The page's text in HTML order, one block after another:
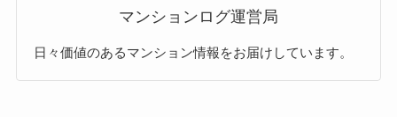
マンションログ運営局
日々価値のあるマンション情報をお届けしています。